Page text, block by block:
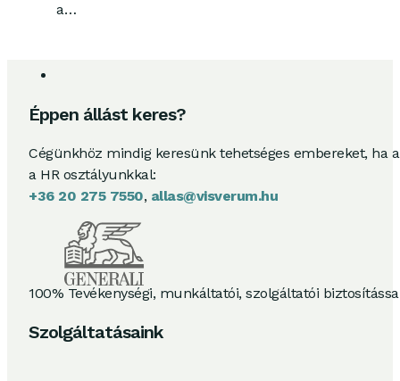
a…
Szolgáltatásaink
Éppen állást keres?
Cégünkhöz mindig keresünk tehetséges embereket, ha
a HR osztályunkkal:
+36 20 275 7550, allas@visverum.hu
100% Tevékenységi, munkáltatói, szolgáltatói